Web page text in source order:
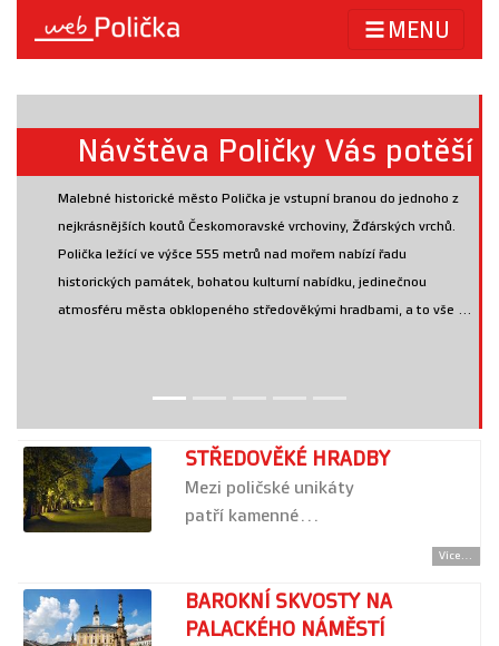
MENU
Návštěva Poličky Vás potěší
Malebné historické město Polička je vstupní branou do jednoho z
nejkrásnějších koutů Českomoravské vrchoviny, Žďárských vrchů.
Polička ležící ve výšce 555 metrů nad mořem nabízí řadu
historických památek, bohatou kulturní nabídku, jedinečnou
atmosféru města obklopeného středověkými hradbami, a to vše ...
STŘEDOVĚKÉ HRADBY
Mezi poličské unikáty
patří kamenné…
Více...
BAROKNÍ SKVOSTY NA
PALACKÉHO NÁMĚSTÍ